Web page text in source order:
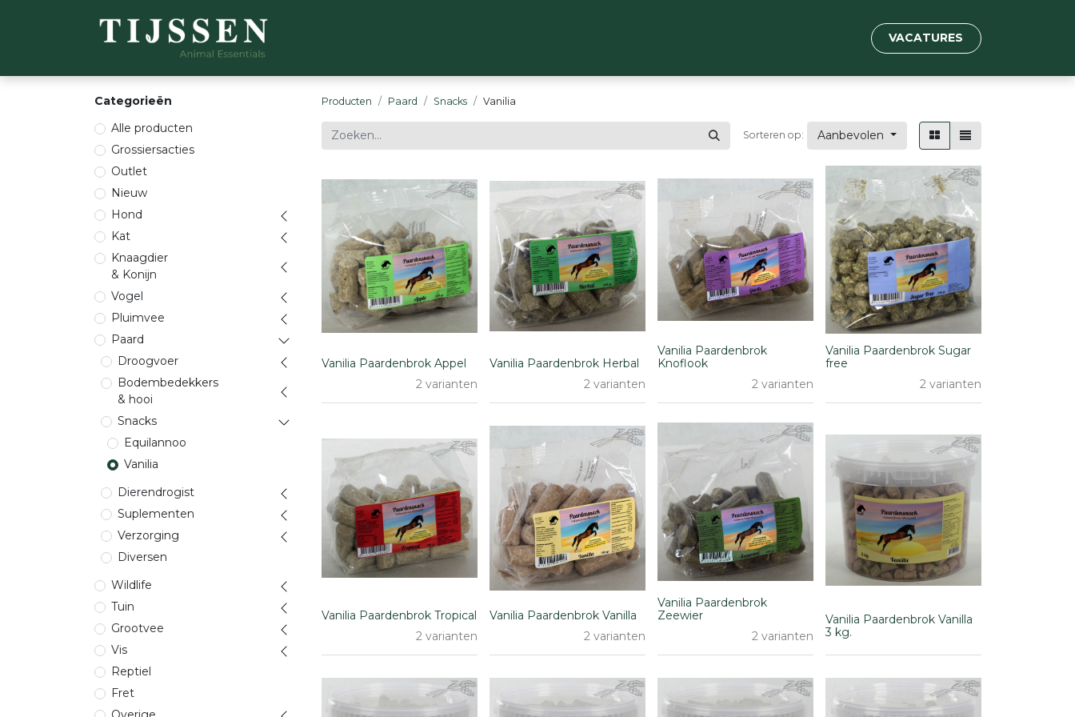
VACATURES
Categorieën
Alle producten
Grossiersacties
Outlet
Nieuw
Hond
Kat
Knaagdier
& Konijn
Vogel
Pluimvee
Paard
Droogvoer
Bodembedekkers
& hooi
Snacks
Equilannoo
Vanilia
Dierendrogist
Suplementen
Verzorging
Diversen
Wildlife
Tuin
Grootvee
Vis
Reptiel
Fret
Producten Paard Snacks Vanilia
Sorteren op: Aanbevolen
Vanilia Paardenbrok Appel
2 varianten
Vanilia Paardenbrok Herbal
2 varianten
Vanilia Paardenbrok
Knoflook
2 varianten
Vanilia Paardenbrok Sugar
free
2 varianten
Vanilia Paardenbrok Tropical
2 varianten
Vanilia Paardenbrok Vanilla
2 varianten
Vanilia Paardenbrok
Zeewier
2 varianten
Vanilia Paardenbrok Vanilla
3 kg.